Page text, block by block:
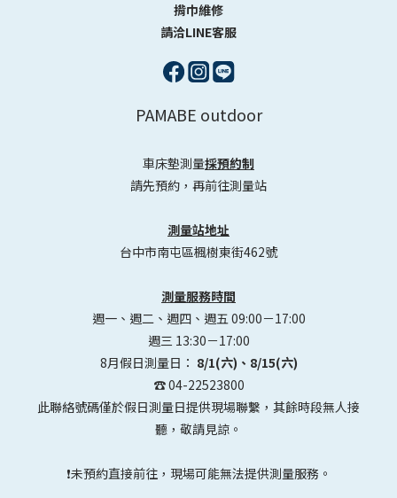
揹巾維修
請洽LINE客服
PAMABE outdoor
車床墊測量採預約制
請先預約，再前往測量站
測量站地址
台中市南屯區楓樹東街462號
測量服務時間
週一、週二、週四、週五 09:00－17:00
週三 13:30－17:00
8月假日測量日： 8/1(六)、8/15(六)
☎️ 04-22523800
此聯絡號碼僅於假日測量日提供現場聯繫，其餘時段無人接
聽，敬請見諒。
❗未預約直接前往，現場可能無法提供測量服務。